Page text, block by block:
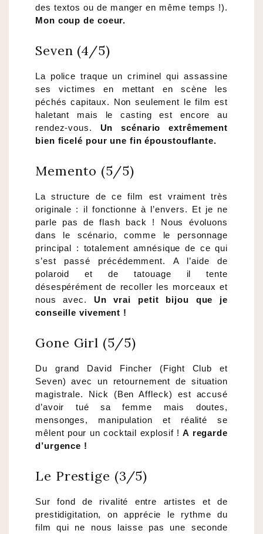
des textos ou de manger en même temps !).
Mon coup de coeur.
Seven (4/5)
La police traque un criminel qui assassine
ses victimes en mettant en scène les
péchés capitaux. Non seulement le film est
haletant mais le casting est encore au
rendez-vous. Un scénario extrêmement
bien ficelé pour une fin époustouflante.
Memento (5/5)
La structure de ce film est vraiment très
originale : il fonctionne à l’envers. Et je ne
parle pas de flash back ! Nous évoluons
dans le scénario, comme le personnage
principal : totalement amnésique de ce qui
s’est passé précédemment. A l’aide de
polaroid et de tatouage il tente
désespérément de recoller les morceaux et
nous avec. Un vrai petit bijou que je
conseille vivement !
Gone Girl (5/5)
Du grand David Fincher (Fight Club et
Seven) avec un retournement de situation
magistrale. Nick (Ben Affleck) est accusé
d’avoir tué sa femme mais doutes,
mensonges, manipulation et réalité se
mêlent pour un cocktail explosif !A regarde
d’urgence !
Le Prestige (3/5)
Sur fond de rivalité entre artistes et de
prestidigitation, on apprécie le rythme du
film qui ne nous laisse pas une seconde